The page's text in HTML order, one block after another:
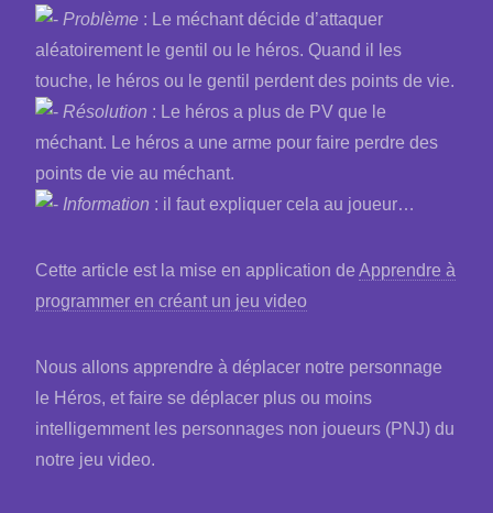
Problème : Le méchant décide d’attaquer
aléatoirement le gentil ou le héros. Quand il les
touche, le héros ou le gentil perdent des points de vie.
Résolution : Le héros a plus de PV que le
méchant. Le héros a une arme pour faire perdre des
points de vie au méchant.
Information : il faut expliquer cela au joueur…
Cette article est la mise en application de Apprendre à
programmer en créant un jeu video
Nous allons apprendre à déplacer notre personnage
le Héros, et faire se déplacer plus ou moins
intelligemment les personnages non joueurs (PNJ) du
notre jeu video.